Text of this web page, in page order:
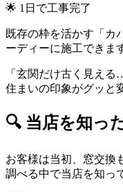
🌟 1日で工事完了
既存の枠を活かす「カ
ーディーに施工できま
「玄関だけ古く見え
住まいの印象がグッと
🔍 当店を知っ
お客様は当初、窓交換
調べる中で当店を知っ